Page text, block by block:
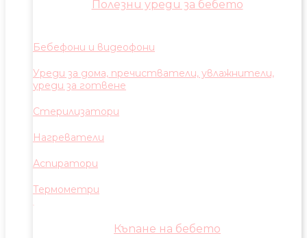
Полезни уреди за бебето
Бебефони и видеофони
Уреди за дома, пречистватели, увлажнители,
уреди за готвене
Стерилизатори
Нагреватели
Аспиратори
Термометри
Къпане на бебето